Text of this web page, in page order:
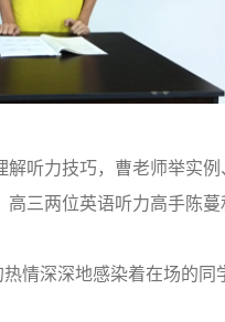
解听力技巧，曹老师举实
高三两位英语听力高手陈
情深深地感染着在场的